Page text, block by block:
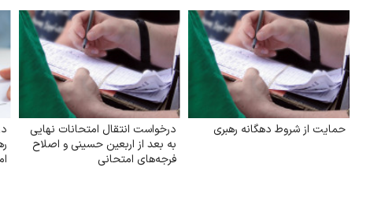
حمایت از شروط دهگانه رهبری
درخواست انتقال امتحانات نهایی
به بعد از اربعین حسینی و اصلاح
فرجه‌های امتحانی